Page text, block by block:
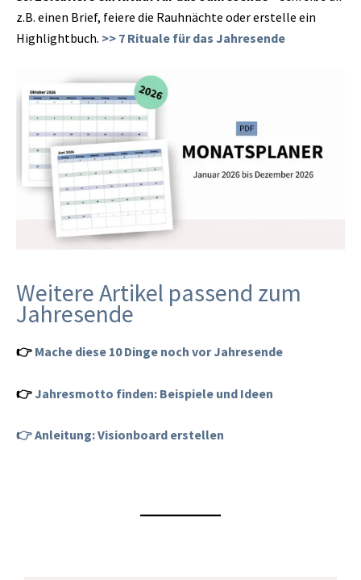
z.B. einen Brief, feiere die Rauhnächte oder erstelle ein
Highlightbuch. >> 7 Rituale für das Jahresende
Weitere Artikel passend zum
Jahresende
👉 Mache diese 10 Dinge noch vor Jahresende
👉 Jahresmotto finden: Beispiele und Ideen
👉 Anleitung: Visionboard erstellen